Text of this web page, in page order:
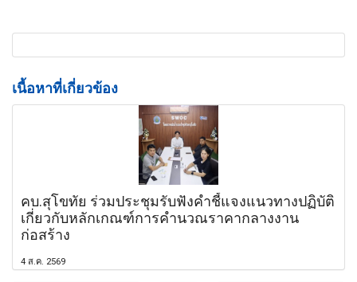
เนื้อหาที่เกี่ยวข้อง
คบ.สุโขทัย ร่วมประชุมรับฟังคำชี้แจงแนวทางปฏิบัติ
เกี่ยวกับหลักเกณฑ์การคำนวณราคากลางงาน
ก่อสร้าง
4 ส.ค. 2569